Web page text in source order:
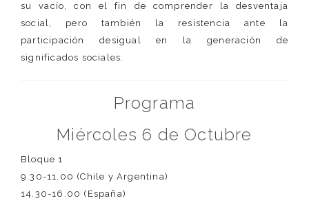
su vacío, con el fin de comprender la desventaja
social, pero también la resistencia ante la
participación desigual en la generación de
significados sociales.
Programa
Miércoles 6 de Octubre
Bloque 1
9.30-11.00 (Chile y Argentina)
14.30-16.00 (España)